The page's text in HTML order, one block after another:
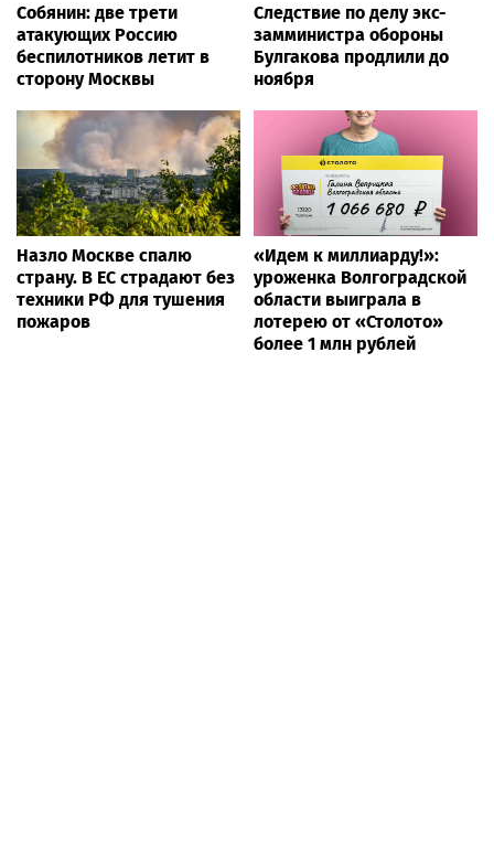
Собянин: две трети
атакующих Россию
беспилотников летит в
сторону Москвы
Следствие по делу экс-
замминистра обороны
Булгакова продлили до
ноября
Назло Москве спалю
страну. В ЕС страдают без
техники РФ для тушения
пожаров
«Идем к миллиарду!»:
уроженка Волгоградской
области выиграла в
лотерею от «Столото»
более 1 млн рублей